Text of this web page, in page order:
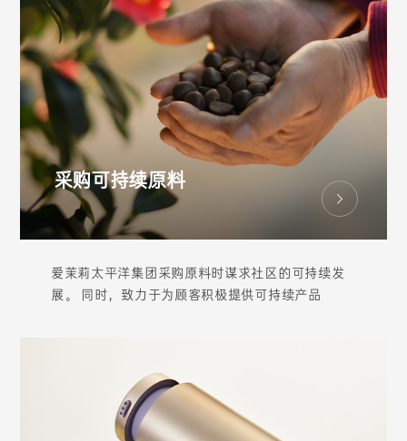
采购可持续原料
爱茉莉太平洋集团采购原料时谋求社区的可持续发
展。 同时，致力于为顾客积极提供可持续产品